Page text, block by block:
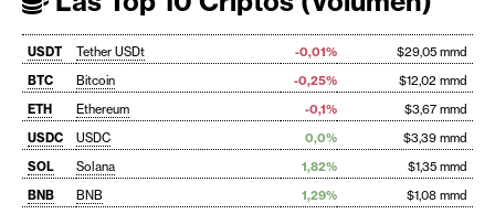
USDT Tether USDt -0,01%
$29,05 mmd
BTC
Bitcoin -0,25%
$12,02 mmd
ETH
Ethereum -0,1%
$3,67 mmd
USDC
USDC 0,0%
$3,39 mmd
SOL
Solana 1,82%
$1,35 mmd
BNB
BNB 1,29%
$1,08 mmd